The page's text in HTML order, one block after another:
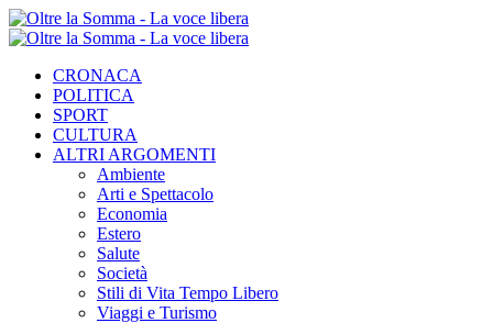
CRONACA
POLITICA
SPORT
CULTURA
ALTRI ARGOMENTI
Ambiente
Arti e Spettacolo
Economia
Estero
Salute
Società
Stili di Vita Tempo Libero
Viaggi e Turismo